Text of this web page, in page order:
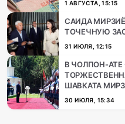
1 АВГУСТА, 15:15
САИДА
ТОЧЕЧНУЮ
31 ИЮЛЯ, 12:15
В ЧОЛПОН-
ШАВКАТА
30 ИЮЛЯ, 15:34